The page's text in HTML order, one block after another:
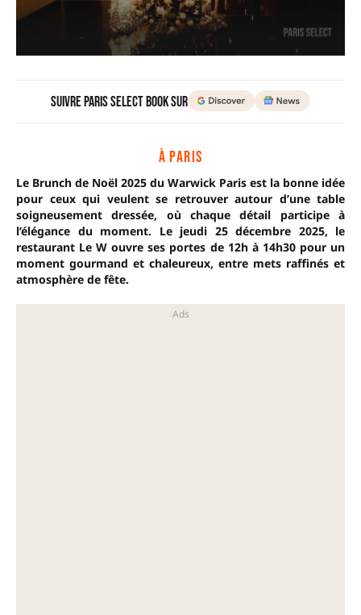
Suivre Paris Select Book sur
À PARIS
Le Brunch de Noël 2025 du Warwick Paris est la bonne idée
pour ceux qui veulent se retrouver autour d’une table
soigneusement dressée, où chaque détail participe à
l’élégance du moment. Le jeudi 25 décembre 2025, le
restaurant Le W ouvre ses portes de 12h à 14h30 pour un
moment gourmand et chaleureux, entre mets raffinés et
atmosphère de fête.